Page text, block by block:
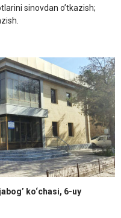
sinovdan o’tkazish;
ko‘chasi, 6-uy